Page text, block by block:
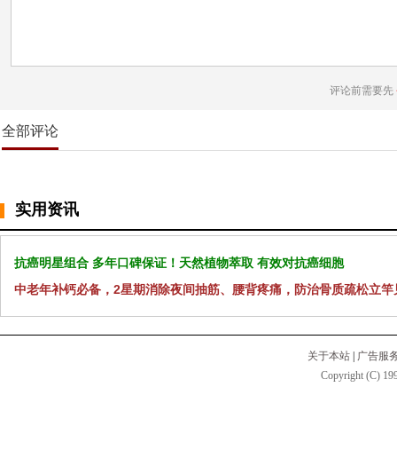
评论前需要先
全部评论
实用资讯
抗癌明星组合 多年口碑保证！天然植物萃取 有效对抗癌细胞
中老年补钙必备，2星期消除夜间抽筋、腰背疼痛，防治骨质疏松立竿
关于本站
广告服
Copyright (C)